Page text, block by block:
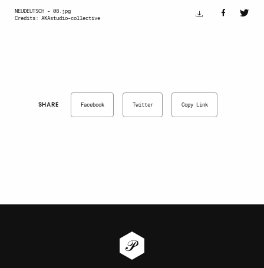
NEUDEUTSCH - 08.jpg
Credits: AKAstudio-collective
SHARE Facebook Twitter Copy Link